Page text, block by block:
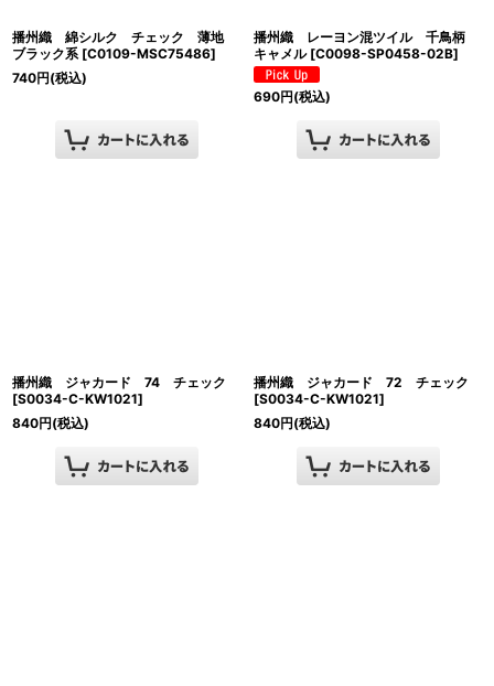
播州織 綿シルク チェック 薄地
ブラック系 [C0109-MSC75486]
740円(税込)
播州織 レーヨン混ツイル 千鳥柄
キャメル [C0098-SP0458-02B]
690円(税込)
播州織 ジャカード 74 チェック
[S0034-C-KW1021]
840円(税込)
播州織 ジャカード 72 チェック
[S0034-C-KW1021]
840円(税込)